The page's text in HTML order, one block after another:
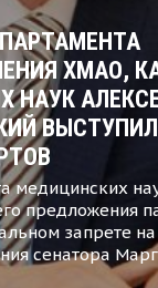
ХМАО,
НАУК
медицинских
предложения
запрете
сенатора